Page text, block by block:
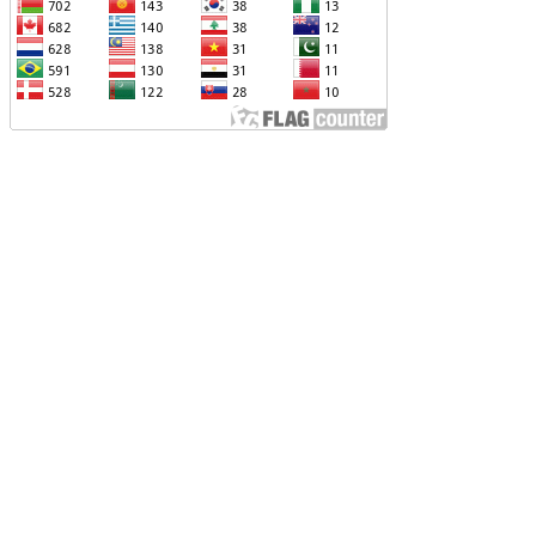
ՌՈՒՍ-ՀԱՅԿԱԿԱՆ
ՎԵՐԱԲԵՐՈՂ
ԱԴՐԲԵՋԱՆԻ ՆԿԱՏՄԱՄԲ
ՊՐԱԿՏԻԿԱՅԻՆ